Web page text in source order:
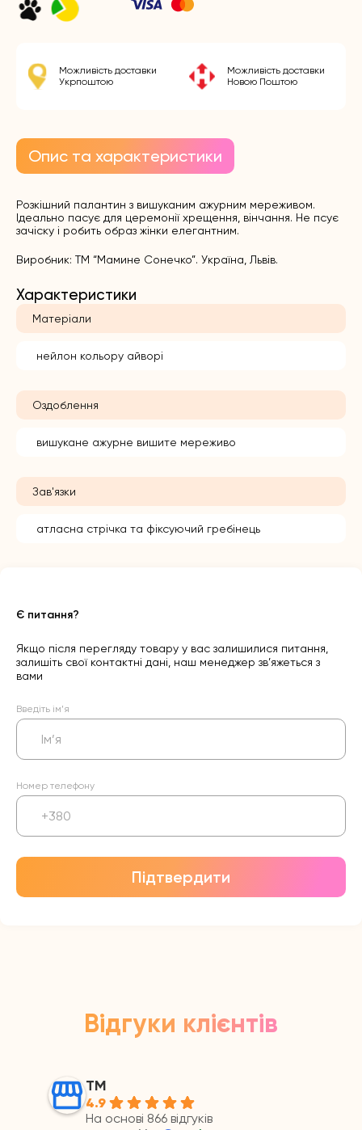
Можливість доставки
Укрпоштою
Можливість доставки
Новою Поштою
Опис та характеристики
Розкішний палантин з вишуканим ажурним мереживом.
Ідеально пасує для церемонії хрещення, вінчання. Не псує
зачіску і робить образ жінки елегантним.
Виробник: ТМ “Мамине Сонечко”. Україна, Львів.
Характеристики
Матеріали
нейлон кольору айворі
Оздоблення
вишукане ажурне вишите мереживо
Зав'язки
атласна стрічка та фіксуючий гребінець
Є питання?
Якщо після перегляду товару у вас залишилися питання,
залишіть свої контактні дані, наш менеджер зв’яжеться з
вами
Введіть ім’я
Номер телефону
Підтвердити
Відгуки клієнтів
ТМ
4.9
На основі 866 відгуків